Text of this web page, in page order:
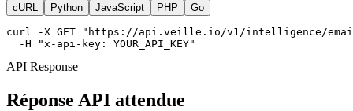
cURL Python JavaScript PHP Go
curl -X GET "https://api.veille.io/v1/intelligence/
  -H "x-api-key: YOUR_API_KEY"
API Response
Réponse API attendue